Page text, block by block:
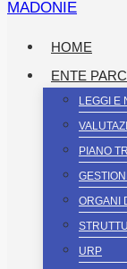
HOME
ENTE
LEGGI E
PIANO
ORGANI
URP